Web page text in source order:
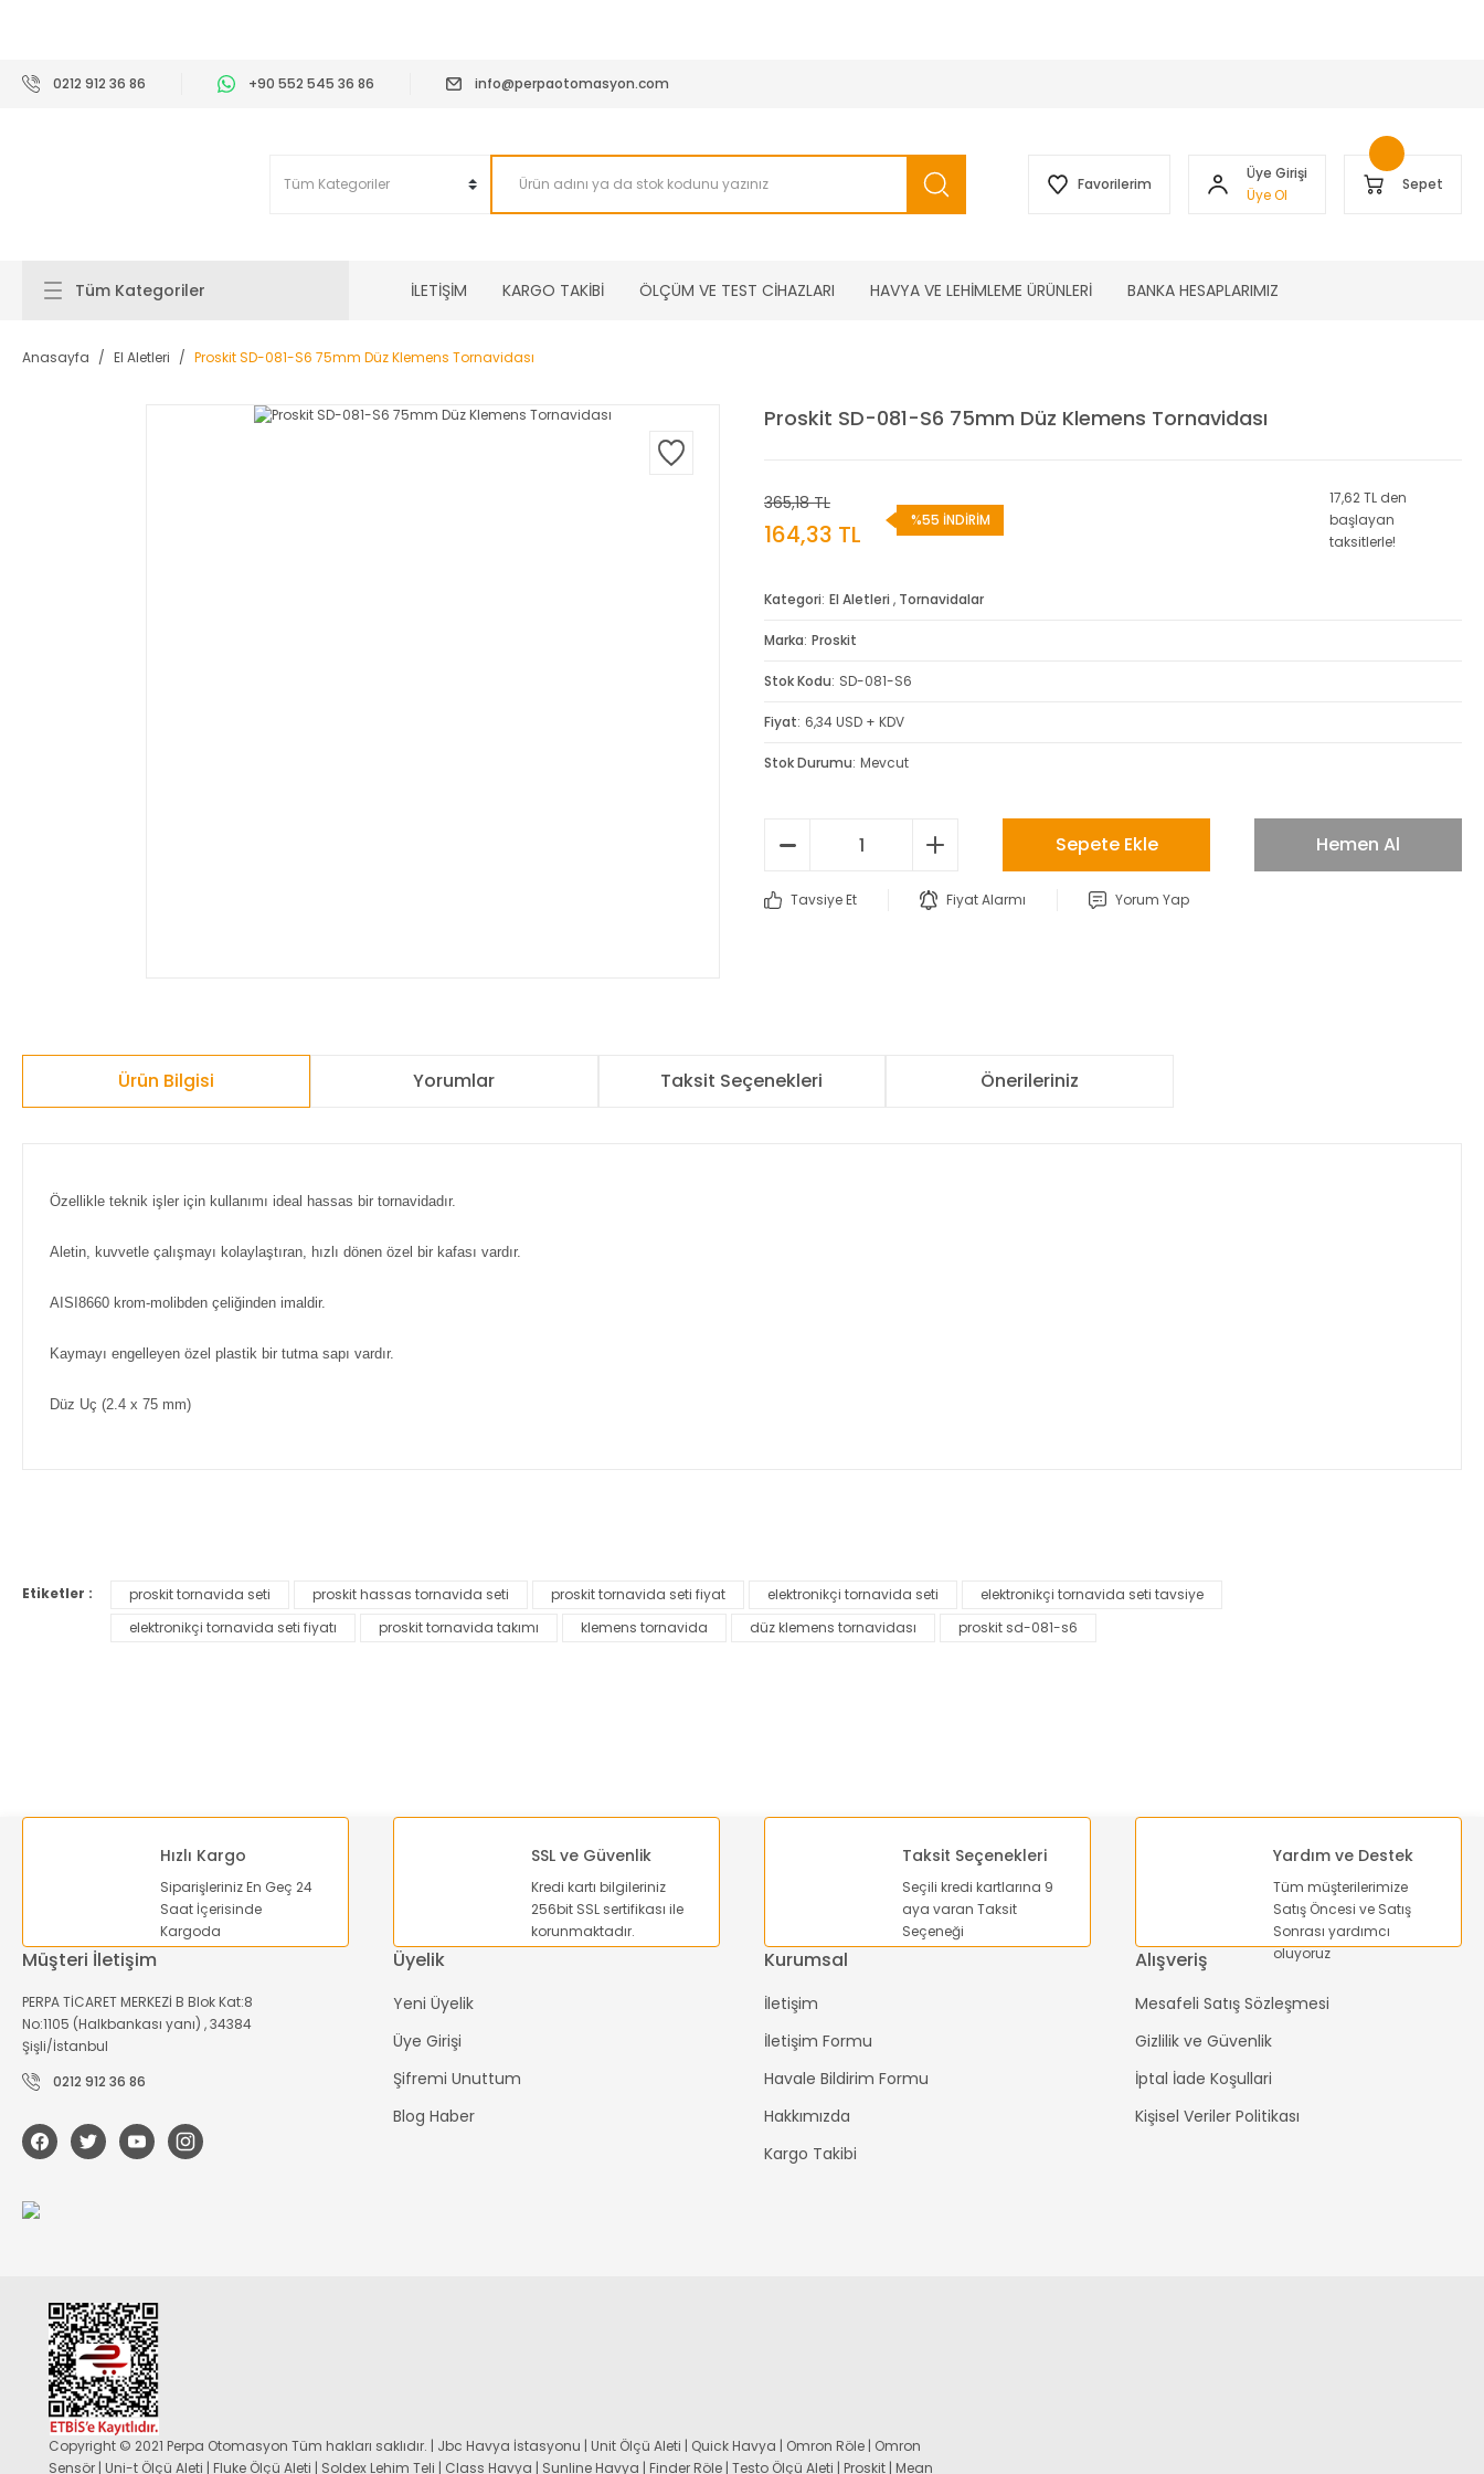
0212 912 36 86 +90 552 545 36 86 info@perpaotomasyon.com
Favorilerim
Üye Girişi
Üye Ol
Sepet
Tüm Kategoriler İLETİŞİM KARGO TAKİBİ ÖLÇÜM VE TEST CİHAZLARI HAVYA VE LEHİMLEME ÜRÜNLERİ BANKA HESAPLARIMIZ
Anasayfa El Aletleri Proskit SD-081-S6 75mm Düz Klemens Tornavidası
Proskit SD-081-S6 75mm Düz Klemens Tornavidası
365,18 TL
164,33 TL %55 İNDİRİM
17,62 TL den
başlayan
taksitlerle!
Kategori El Aletleri , Tornavidalar
Marka Proskit
Stok Kodu SD-081-S6
Fiyat 6,34 USD + KDV
Stok Durumu Mevcut
Sepete Ekle Hemen Al
Tavsiye Et Fiyat Alarmı Yorum Yap
Ürün Bilgisi Yorumlar Taksit Seçenekleri Önerileriniz
Özellikle teknik işler için kullanımı ideal hassas bir tornavidadır.
Aletin, kuvvetle çalışmayı kolaylaştıran, hızlı dönen özel bir kafası vardır.
AISI8660 krom-molibden çeliğinden imaldir.
Kaymayı engelleyen özel plastik bir tutma sapı vardır.
Düz Uç (2.4 x 75 mm)
Yorum Yaz
Ürün resmi kalitesiz, bozuk veya görüntülenemiyor.
Ürün açıklamasında eksik bilgiler bulunuyor.
Etiketler : proskit tornavida seti proskit hassas tornavida seti proskit tornavida seti fiyat elektronikçi tornavida seti
elektronikçi tornavida seti tavsiye
elektronikçi tornavida seti fiyatı
proskit tornavida takımı klemens tornavida düz klemens tornavidası proskit sd-081-s6
Hızlı Kargo
Siparişleriniz En Geç 24
Saat İçerisinde
Kargoda
SSL ve Güvenlik
Kredi kartı bilgileriniz
256bit SSL sertifikası ile
korunmaktadır.
Taksit Seçenekleri
Seçili kredi kartlarına 9
aya varan Taksit
Seçeneği
Yardım ve Destek
Tüm müşterilerimize
Satış Öncesi ve Satış
Sonrası yardımcı
oluyoruz
Müşteri İletişim
PERPA TİCARET MERKEZİ B Blok Kat:8
No:1105 (Halkbankası yanı) , 34384
Şişli/İstanbul
0212 912 36 86
Üyelik
Yeni Üyelik
Üye Girişi
Şifremi Unuttum
Blog Haber
Kurumsal
İletişim
İletişim Formu
Havale Bildirim Formu
Hakkımızda
Kargo Takibi
Alışveriş
Mesafeli Satış Sözleşmesi
Gizlilik ve Güvenlik
İptal İade Koşullari
Kişisel Veriler Politikası
Copyright © 2021 Perpa Otomasyon Tüm hakları saklıdır. | Jbc Havya İstasyonu | Unit Ölçü Aleti | Quick Havya | Omron Röle | Omron
Sensör | Uni-t Ölçü Aleti | Fluke Ölçü Aleti | Soldex Lehim Teli | Class Havya | Sunline Havya | Finder Röle | Testo Ölçü Aleti | Proskit | Mean